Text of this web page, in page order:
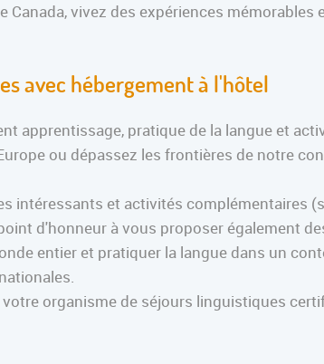
vivez des expériences mémorables
avec hébergement à l'hôtel
apprentissage, pratique de la langue et
ou dépassez les frontières de notre
intéressants et activités complémentaires
d'honneur à vous proposer également
entier et pratiquer la langue dans un
organisme de séjours linguistiques